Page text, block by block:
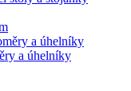
a úhelníky